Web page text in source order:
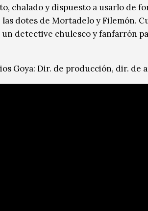
chalado y dispuesto a usarlo de
dotes de Mortadelo y Filemón.
detective chulesco y fanfarrón
Goya: Dir. de producción, dir. de